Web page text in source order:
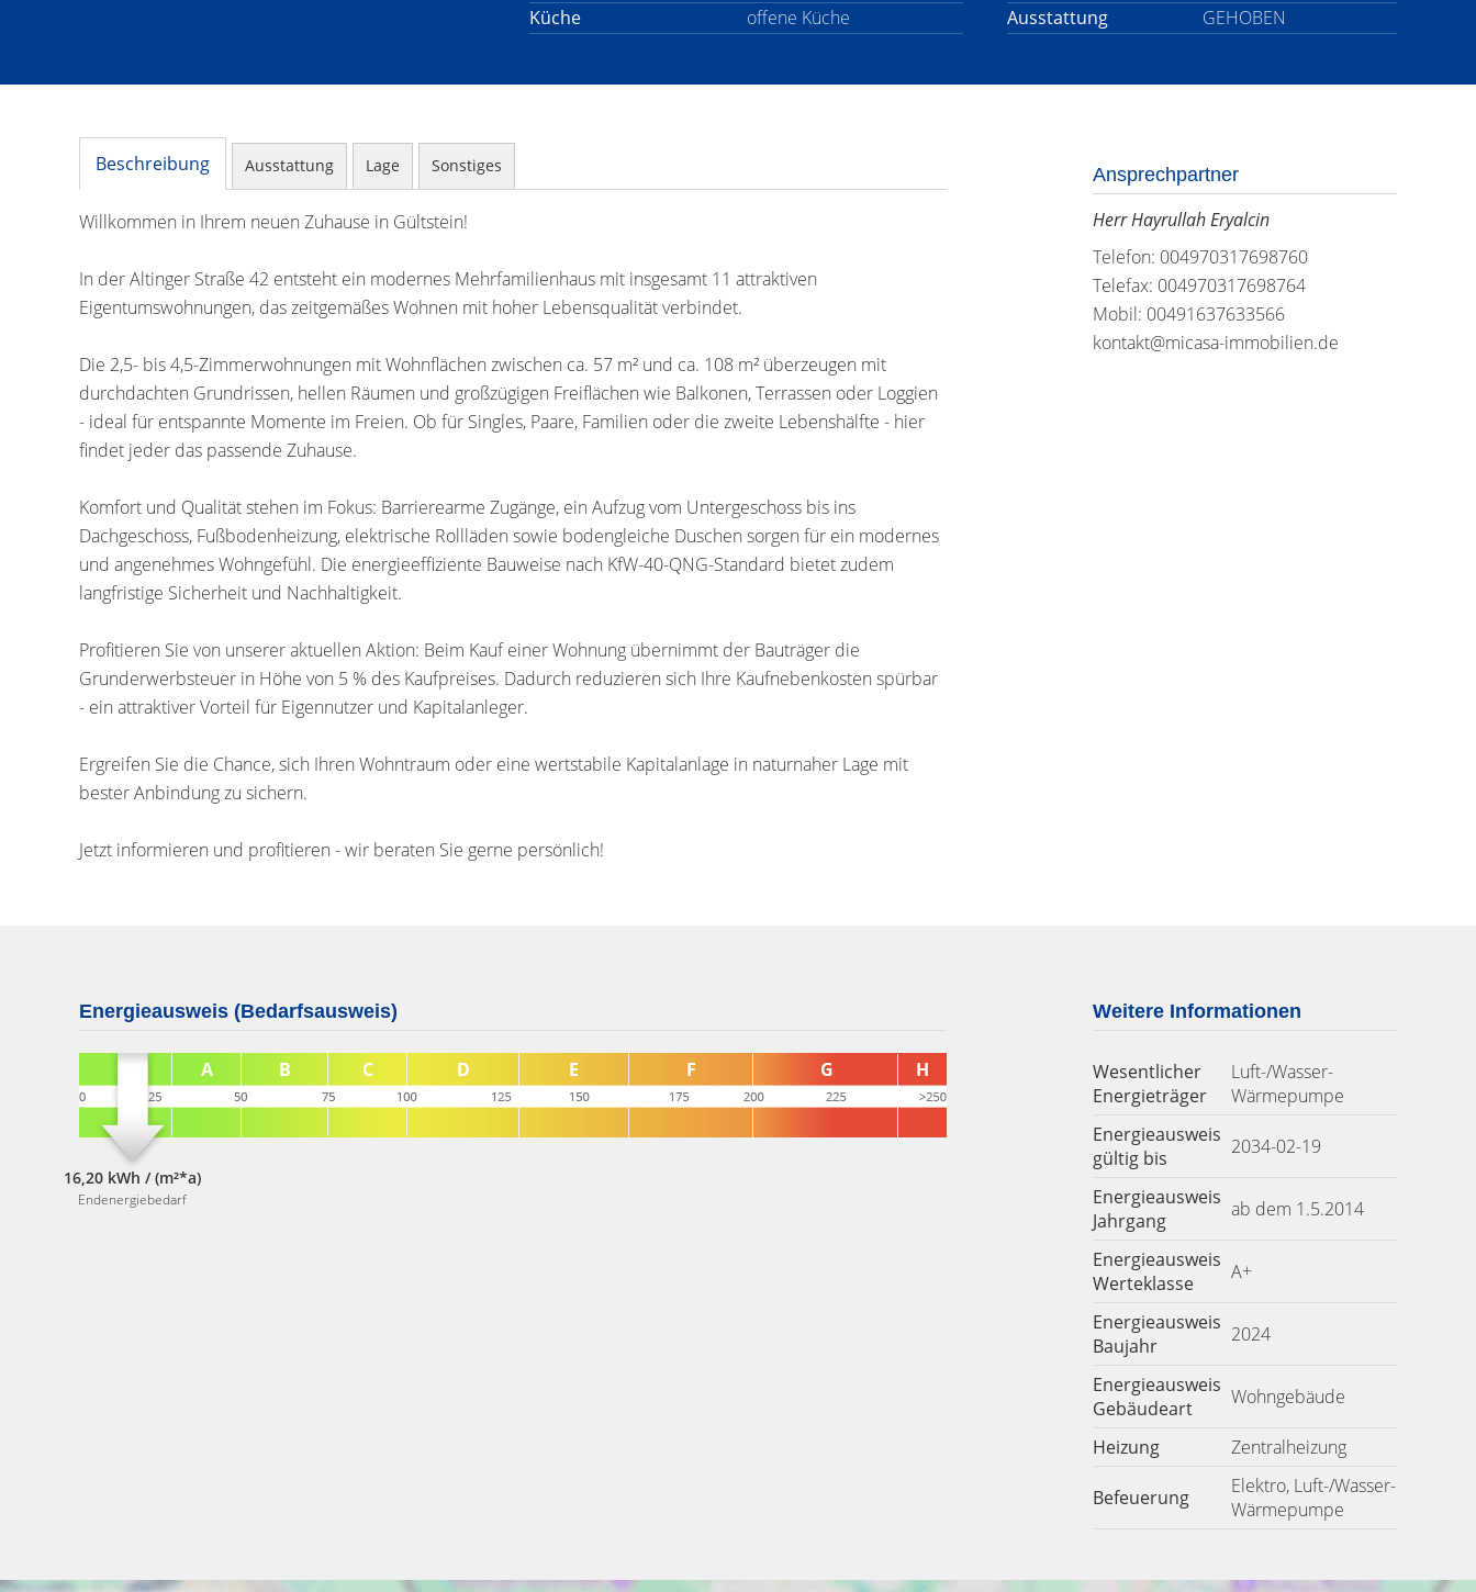
Küche
offene Küche Ausstattung GEHOBEN
Beschreibung Ausstattung Lage Sonstiges
Willkommen in Ihrem neuen Zuhause in Gültstein!
In der Altinger Straße 42 entsteht ein modernes Mehrfamilienhaus mit insgesamt 11 attraktiven
Eigentumswohnungen, das zeitgemäßes Wohnen mit hoher Lebensqualität verbindet.
Die 2,5- bis 4,5-Zimmerwohnungen mit Wohnflächen zwischen ca. 57 m² und ca. 108 m² überzeugen mit
durchdachten Grundrissen, hellen Räumen und großzügigen Freiflächen wie Balkonen, Terrassen oder Loggien
- ideal für entspannte Momente im Freien. Ob für Singles, Paare, Familien oder die zweite Lebenshälfte - hier
findet jeder das passende Zuhause.
Komfort und Qualität stehen im Fokus: Barrierearme Zugänge, ein Aufzug vom Untergeschoss bis ins
Dachgeschoss, Fußbodenheizung, elektrische Rollläden sowie bodengleiche Duschen sorgen für ein modernes
und angenehmes Wohngefühl. Die energieeffiziente Bauweise nach KfW-40-QNG-Standard bietet zudem
langfristige Sicherheit und Nachhaltigkeit.
Profitieren Sie von unserer aktuellen Aktion: Beim Kauf einer Wohnung übernimmt der Bauträger die
Grunderwerbsteuer in Höhe von 5 % des Kaufpreises. Dadurch reduzieren sich Ihre Kaufnebenkosten spürbar
- ein attraktiver Vorteil für Eigennutzer und Kapitalanleger.
Ergreifen Sie die Chance, sich Ihren Wohntraum oder eine wertstabile Kapitalanlage in naturnaher Lage mit
bester Anbindung zu sichern.
Jetzt informieren und profitieren - wir beraten Sie gerne persönlich!
Ansprechpartner
Herr Hayrullah Eryalcin
Telefon: 004970317698760
Telefax: 004970317698764
Mobil: 00491637633566
kontakt@micasa-immobilien.de
Energieausweis (Bedarfsausweis)
16,20 kWh / (m²*a)
Endenergiebedarf
Weitere Informationen
Wesentlicher
Energieträger
Luft-/Wasser-
Wärmepumpe
Energieausweis
gültig bis
2034-02-19
Energieausweis
Jahrgang
ab dem 1.5.2014
Energieausweis
Werteklasse
A+
Energieausweis
Baujahr
2024
Energieausweis
Gebäudeart
Wohngebäude
Heizung Zentralheizung
Befeuerung
Elektro, Luft-/Wasser-
Wärmepumpe